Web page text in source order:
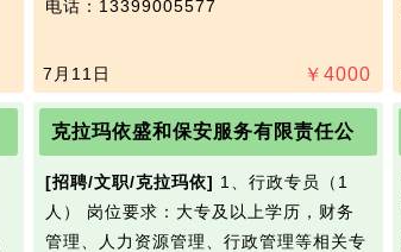
电话：13399005577
￥ 4000
7月11日
克拉玛依盛和保安服务有限责任公
[招聘/文职/克拉玛依] 1、行政专员（1
人） 岗位要求：大专及以上学历，财务
管理、人力资源管理、行政管理等相关专